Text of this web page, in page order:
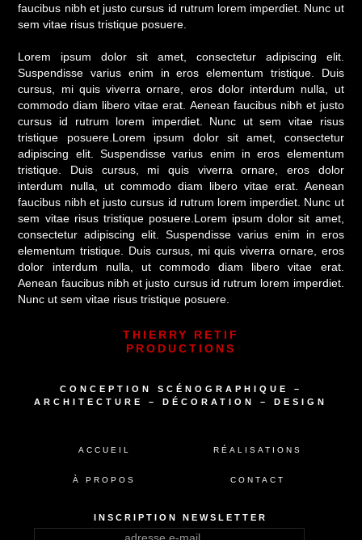
faucibus nibh et justo cursus id rutrum lorem imperdiet. Nunc ut
sem vitae risus tristique posuere.
Lorem ipsum dolor sit amet, consectetur adipiscing elit.
Suspendisse varius enim in eros elementum tristique. Duis
cursus, mi quis viverra ornare, eros dolor interdum nulla, ut
commodo diam libero vitae erat. Aenean faucibus nibh et justo
cursus id rutrum lorem imperdiet. Nunc ut sem vitae risus
tristique posuere.Lorem ipsum dolor sit amet, consectetur
adipiscing elit. Suspendisse varius enim in eros elementum
tristique. Duis cursus, mi quis viverra ornare, eros dolor
interdum nulla, ut commodo diam libero vitae erat. Aenean
faucibus nibh et justo cursus id rutrum lorem imperdiet. Nunc ut
sem vitae risus tristique posuere.Lorem ipsum dolor sit amet,
consectetur adipiscing elit. Suspendisse varius enim in eros
elementum tristique. Duis cursus, mi quis viverra ornare, eros
dolor interdum nulla, ut commodo diam libero vitae erat.
Aenean faucibus nibh et justo cursus id rutrum lorem imperdiet.
Nunc ut sem vitae risus tristique posuere.
THIERRY RETIF
PRODUCTIONS
CONCEPTION SCÉNOGRAPHIQUE –
ARCHITECTURE – DÉCORATION – DESIGN
ACCUEIL RÉALISATIONS
À PROPOS CONTACT
INSCRIPTION NEWSLETTER